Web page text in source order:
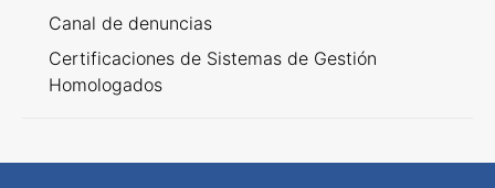
Canal de denuncias
Certificaciones de Sistemas de Gestión
Homologados